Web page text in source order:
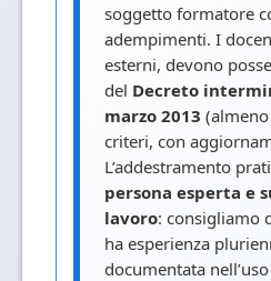
soggetto formatore
adempimenti. I
esterni, devono
del Decreto
marzo 2013
criteri, con
L’addestramento
persona esperta e
lavoro: consigliamo
ha esperienza
documentata nell’uso